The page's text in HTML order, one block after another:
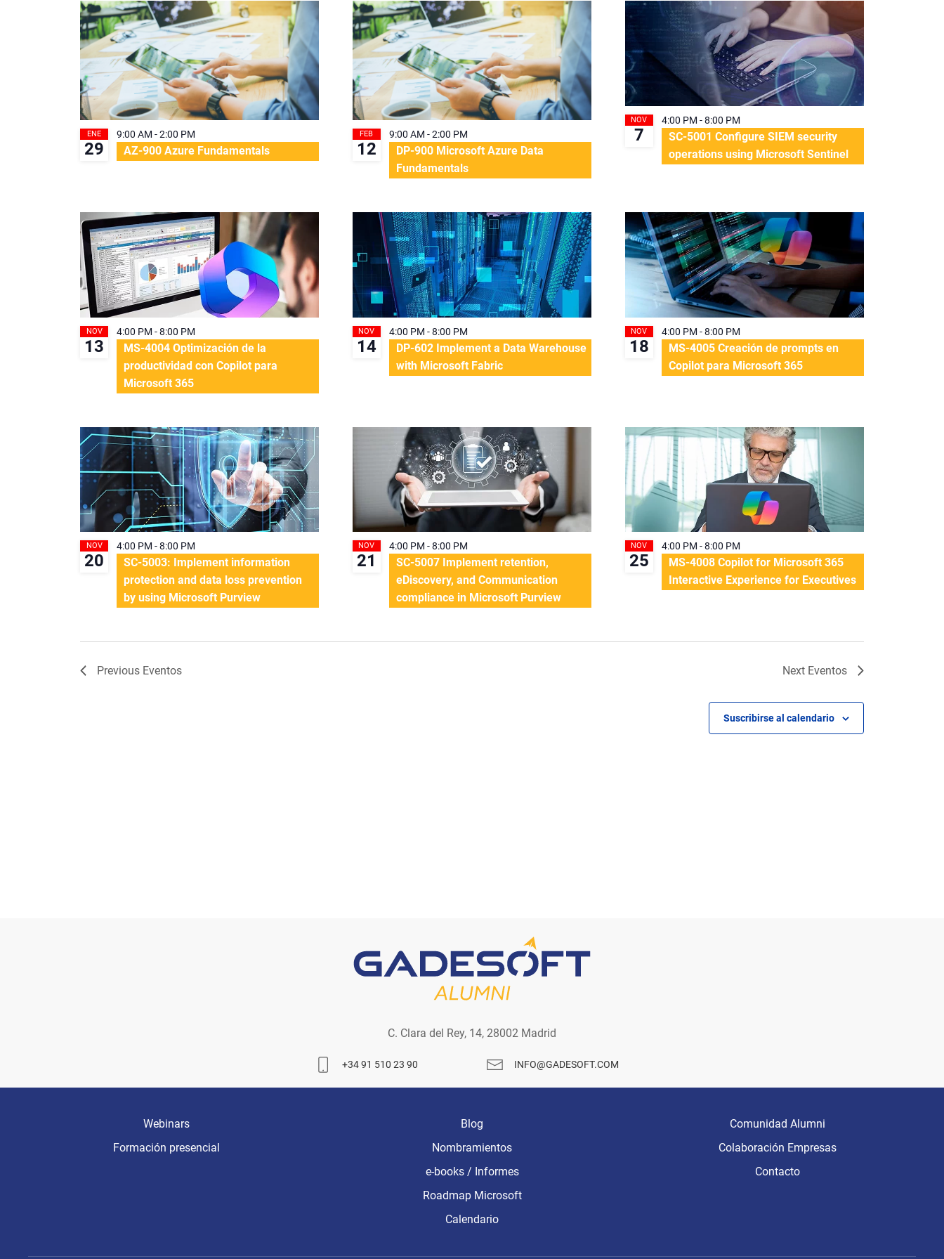
ENE
29
9:00 AM -2:00 PM
AZ-900 Azure Fundamentals
FEB
12
9:00 AM -2:00 PM
DP-900 Microsoft Azure Data
Fundamentals
NOV
7
4:00 PM -8:00 PM
SC-5001 Configure SIEM security
operations using Microsoft Sentinel
NOV
13
4:00 PM -8:00 PM
MS-4004 Optimización de la
productividad con Copilot para
Microsoft 365
NOV
14
4:00 PM -8:00 PM
DP-602 Implement a Data Warehouse
with Microsoft Fabric
NOV
18
4:00 PM -8:00 PM
MS-4005 Creación de prompts en
Copilot para Microsoft 365
NOV
20
4:00 PM -8:00 PM
SC-5003: Implement information
protection and data loss prevention
by using Microsoft Purview
NOV
21
4:00 PM -8:00 PM
SC-5007 Implement retention,
eDiscovery, and Communication
compliance in Microsoft Purview
NOV
25
4:00 PM -8:00 PM
MS-4008 Copilot for Microsoft 365
Interactive Experience for Executives
Previous Eventos Next Eventos
Suscribirse al calendario
C. Clara del Rey, 14, 28002 Madrid
+34 91 510 23 90 INFO@GADESOFT.COM
Webinars
Formación presencial
Blog
Nombramientos
e-books / Informes
Roadmap Microsoft
Calendario
Comunidad Alumni
Colaboración Empresas
Contacto